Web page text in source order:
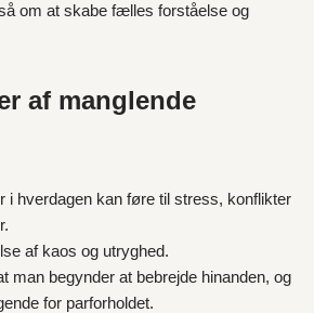
om at skabe fælles forståelse og
af manglende
i hverdagen kan føre til stress, konflikter
af kaos og utryghed.
man begynder at bebrejde hinanden, og
for parforholdet.